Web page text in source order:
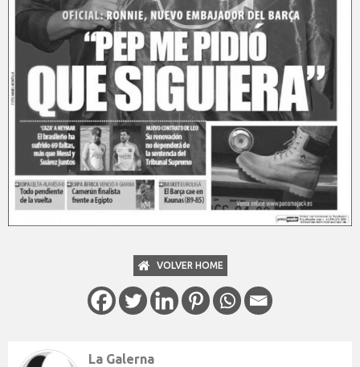
VOLVER HOME
La Galerna